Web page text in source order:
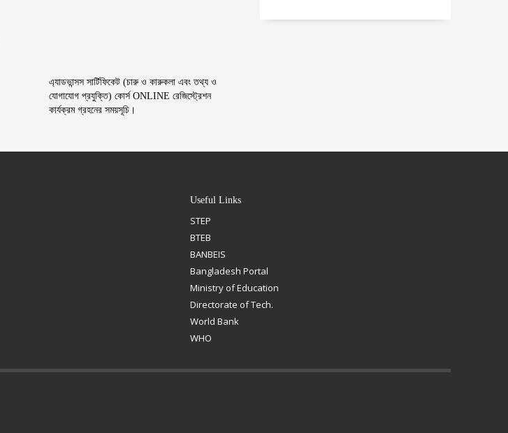
এ্যাডভান্সস সার্টিফিকেট (চারু ও কারুকলা এবং তথ্য ও
যোগাযোগ প্রযুক্তি) কোর্স ONLINE রেজিস্ট্রেশন
কার্যক্রম গ্রহনের সময়সূচি।
Useful Links
STEP
BTEB
BANBEIS
Bangladesh Portal
Ministry of Education
Directorate of Tech.
World Bank
WHO